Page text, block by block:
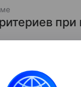
при